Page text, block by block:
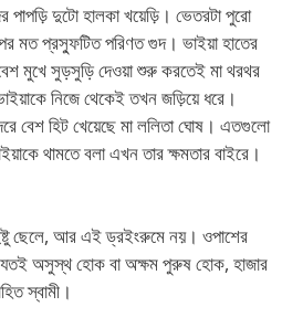
পাপড়ি দুটো হালকা খয়েড়ি। ভেতরটা পুরো
মত প্রস্ফুটিত পরিণত গুদ। ভাইয়া হাতের
মুখে সুড়সুড়ি দেওয়া শুরু করতেই মা থরথর
নিজে থেকেই তখন জড়িয়ে ধরে।
বেশ হিট খেয়েছে মা ললিতা ঘোষ। এতগুলো
থামতে বলা এখন তার ক্ষমতার বাইরে।
ছেলে, আর এই ড্রইংরুমে নয়। ওপাশের
অসুস্থ হোক বা অক্ষম পুরুষ হোক, হাজার
স্বামী।